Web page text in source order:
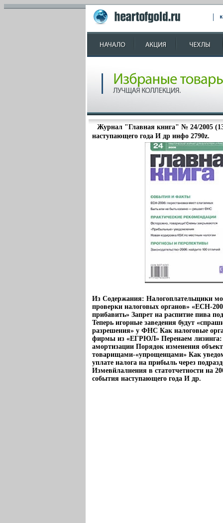
Журнал "Главная книга" № 24/2005
наступающего года И др инфо 2790z.
Из Содержания: Налогоплательщики
проверки налоговых органов» «ЕСН-
прибавить» Запрет на распитие пива
Теперь игорные заведения будут
разрешения» у ФНС Как налоговые
фирмы из «ЕГРЮЛ» Перенаем лизинга:
амортизации Порядок изменения
товарищами-«упрощенцами» Как
уплате налога на прибыль через
Измевйлалнения в статотчетности на
события наступающего года И др.